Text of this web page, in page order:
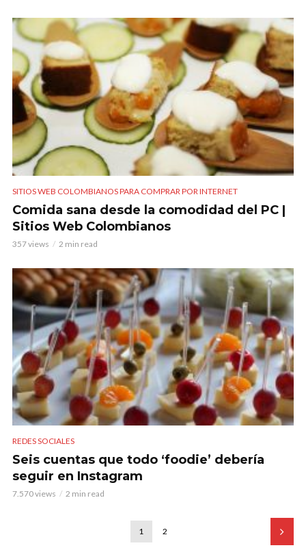
SITIOS WEB COLOMBIANOS PARA COMPRAR POR INTERNET
Comida sana desde la comodidad del PC |
Sitios Web Colombianos
357 views 2 min read
REDES SOCIALES
Seis cuentas que todo ‘foodie’ debería
seguir en Instagram
7.570 views 2 min read
1 2